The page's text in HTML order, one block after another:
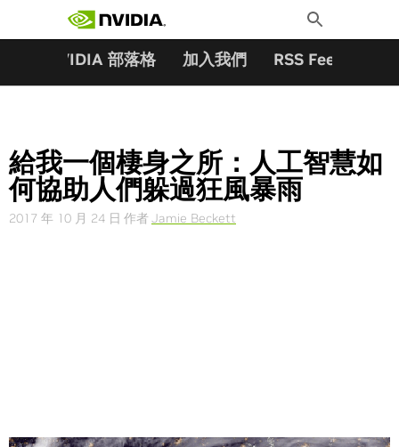
Toggle
Search
NVIDIA 部落格 加入我們 RSS Feeds
給我一個棲身之所：人工智慧如
何協助人們躲過狂風暴雨
2017 年 10 月 24 日 作者Jamie Beckett